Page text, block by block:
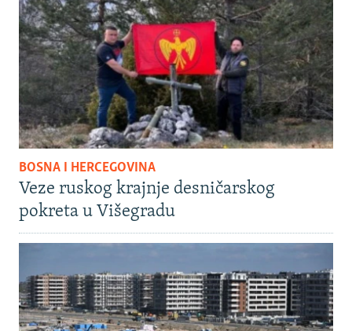
BOSNA I HERCEGOVINA
Veze ruskog krajnje desničarskog
pokreta u Višegradu